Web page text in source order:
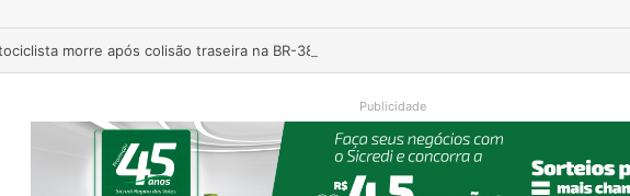
morre após colisão traseira na BR-386, em Triunfo
Publicidade